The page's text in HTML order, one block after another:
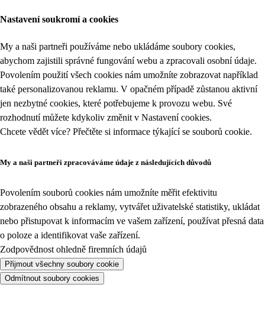
Nastavení soukromí a cookies
My a naši partneři používáme nebo ukládáme soubory cookies,
abychom zajistili správné fungování webu a zpracovali osobní údaje.
Povolením použití všech cookies nám umožníte zobrazovat například
také personalizovanou reklamu. V opačném případě zůstanou aktivní
jen nezbytné cookies, které potřebujeme k provozu webu. Své
rozhodnutí můžete kdykoliv změnit v Nastavení cookies.
Chcete vědět více? Přečtěte si informace týkající se souborů cookie.
My a naši partneři zpracováváme údaje z následujících důvodů
Povolením souborů cookies nám umožníte měřit efektivitu
zobrazeného obsahu a reklamy, vytvářet uživatelské statistiky, ukládat
nebo přistupovat k informacím ve vašem zařízení, používat přesná data
o poloze a identifikovat vaše zařízení.
Zodpovědnost ohledně firemních údajů
Přijmout všechny soubory cookie
Odmítnout soubory cookies